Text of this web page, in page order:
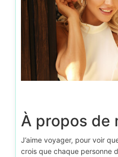
À propos de
J’aime voyager, pour voir
crois que chaque personne